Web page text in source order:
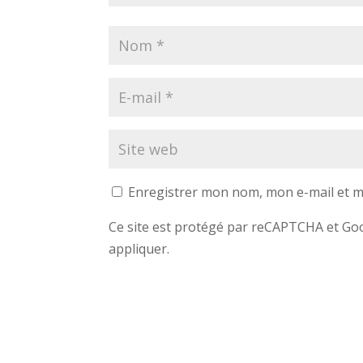
Enregistrer mon nom, mon e-mail et
Ce site est protégé par reCAPTCHA et
appliquer.